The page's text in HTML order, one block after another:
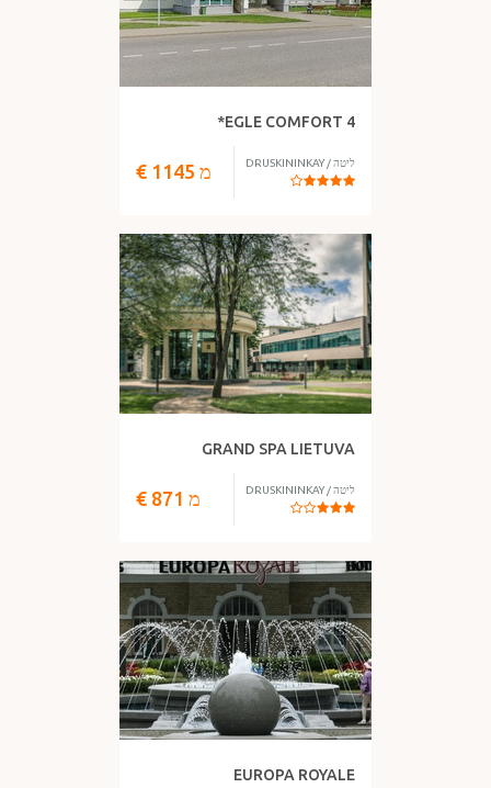
EGLE COMFORT 4*
ליטה/
DRUSKININKAY מ 1145
€
GRAND SPA LIETUVA
ליטה/
DRUSKININKAY מ 871
€
EUROPA ROYALE